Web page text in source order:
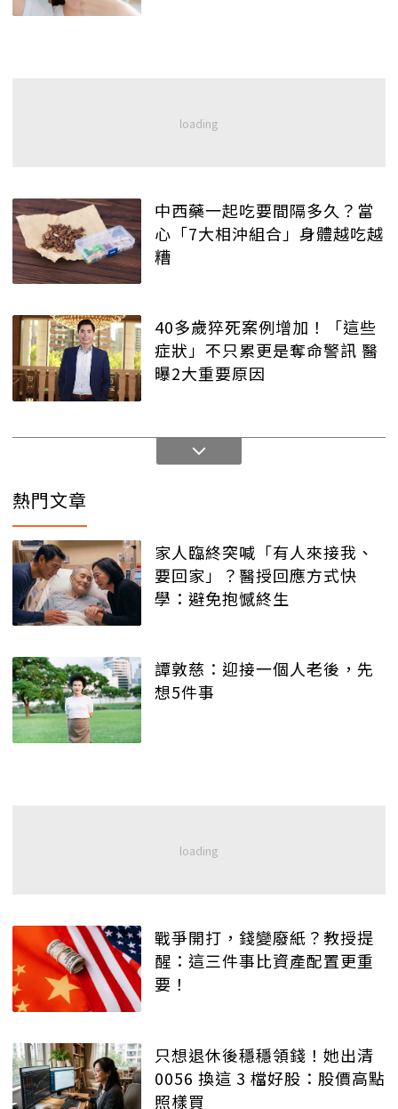
中西藥一起吃要間隔多久？當
心「7大相沖組合」身體越吃越
糟
40多歲猝死案例增加！「這些
症狀」不只累更是奪命警訊 醫
曝2大重要原因
熱門文章
家人臨終突喊「有人來接我、
要回家」？醫授回應方式快
學：避免抱憾終生
譚敦慈：迎接一個人老後，先
想5件事
戰爭開打，錢變廢紙？教授提
醒：這三件事比資產配置更重
要！
只想退休後穩穩領錢！她出清
0056 換這 3 檔好股：股價高點
照樣買